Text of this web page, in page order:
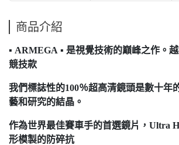
商品介紹
▪ ARMEGA ▪ 是視覺技術的巔峰之作。
競技款
我們標誌性的100％超高清鏡頭是數十年
藝和研究的結晶。
作為世界最佳賽車手的首選鏡片，Ultra
形模製的防碎抗